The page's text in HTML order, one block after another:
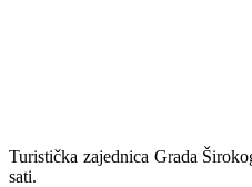
Turistička zajednica Grada
sati.